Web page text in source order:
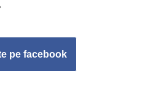
pe facebook